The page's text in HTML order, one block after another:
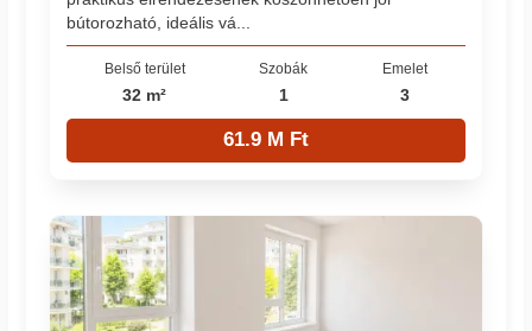
bútorozható, ideális vá...
Belső terület
32 m²
Szobák
1
Emelet
3
61.9 M Ft